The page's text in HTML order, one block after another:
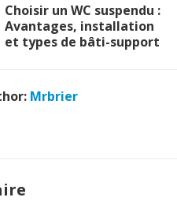
Choisir un WC suspendu :
Avantages, installation
et types de bâti-support
Mrbrier